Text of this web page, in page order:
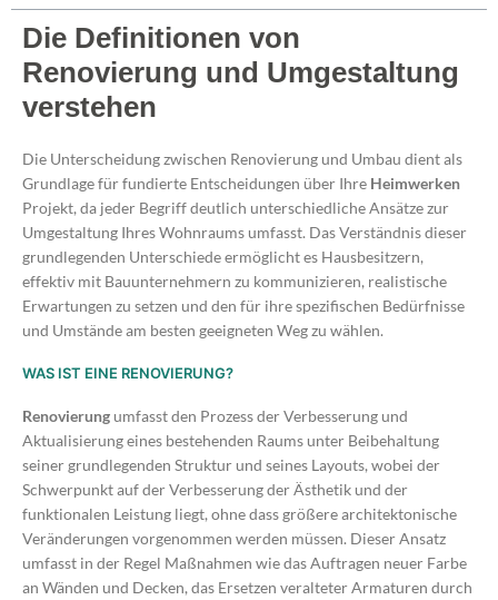
Die Definitionen von
Renovierung und Umgestaltung
verstehen
Die Unterscheidung zwischen Renovierung und Umbau dient als
Grundlage für fundierte Entscheidungen über Ihre Heimwerken
Projekt, da jeder Begriff deutlich unterschiedliche Ansätze zur
Umgestaltung Ihres Wohnraums umfasst. Das Verständnis dieser
grundlegenden Unterschiede ermöglicht es Hausbesitzern,
effektiv mit Bauunternehmern zu kommunizieren, realistische
Erwartungen zu setzen und den für ihre spezifischen Bedürfnisse
und Umstände am besten geeigneten Weg zu wählen.
WAS IST EINE RENOVIERUNG?
Renovierung umfasst den Prozess der Verbesserung und
Aktualisierung eines bestehenden Raums unter Beibehaltung
seiner grundlegenden Struktur und seines Layouts, wobei der
Schwerpunkt auf der Verbesserung der Ästhetik und der
funktionalen Leistung liegt, ohne dass größere architektonische
Veränderungen vorgenommen werden müssen. Dieser Ansatz
umfasst in der Regel Maßnahmen wie das Auftragen neuer Farbe
an Wänden und Decken, das Ersetzen veralteter Armaturen durch